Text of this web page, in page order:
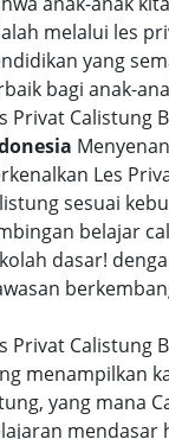
melalui les
yang
bagi anak-
Privat Calistung
Les
sesuai
belajar
dasar!
Privat Calistung
menampilkan
yang mana
mendasar